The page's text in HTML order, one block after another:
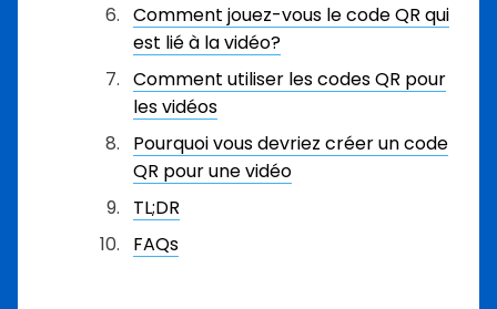
Comment jouez-vous le code QR qui
est lié à la vidéo?
Comment utiliser les codes QR pour
les vidéos
Pourquoi vous devriez créer un code
QR pour une vidéo
TL;DR
FAQs